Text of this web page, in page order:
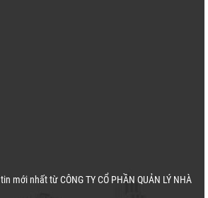
mới nhất từ CÔNG TY CỔ PHẦN QUẢN LÝ NHÀ